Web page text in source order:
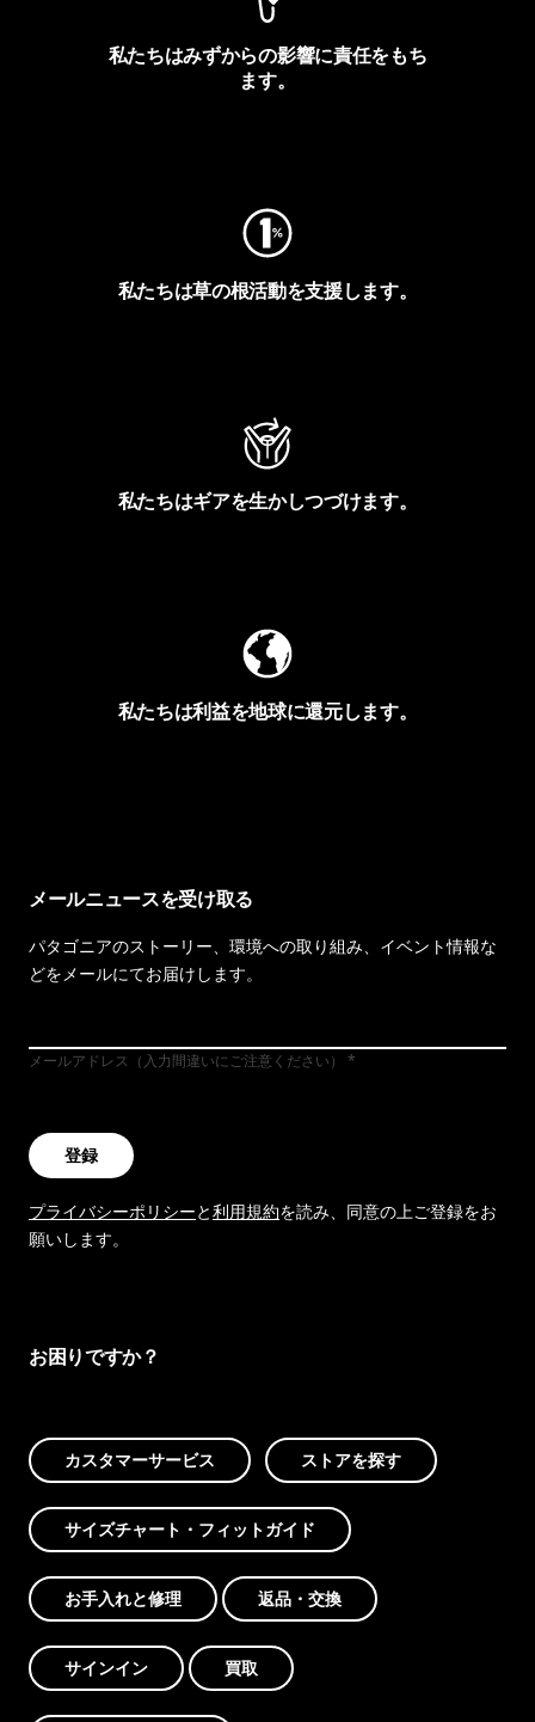
私たちはみずからの影響に責任をもち
ます。
私たちは草の根活動を支援します。
私たちはギアを生かしつづけます。
私たちは利益を地球に還元します。
メールニュースを受け取る
パタゴニアのストーリー、環境への取り組み、イベント情報な
どをメールにてお届けします。
メールアドレス（入力間違いにご注意ください）
登録
プライバシーポリシーと利用規約を読み、同意の上ご登録をお
願いします。
お困りですか？
カスタマーサービス ストアを探す
サイズチャート・フィットガイド
お手入れと修理 返品・交換
サインイン 買取